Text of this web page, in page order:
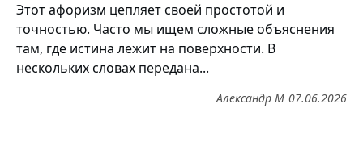
Этот афоризм цепляет своей простотой и
точностью. Часто мы ищем сложные объяснения
там, где истина лежит на поверхности. В
нескольких словах передана...
07.06.2026
Александр М